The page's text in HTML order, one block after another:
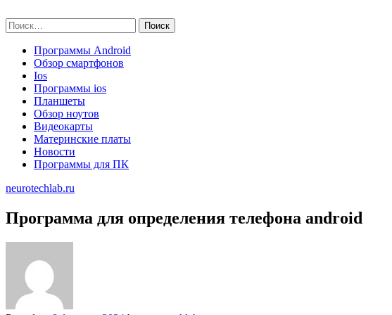
to
content
Найти:
Программы Android
Обзор смартфонов
Ios
Программы ios
Планшеты
Обзор ноутов
Видеокарты
Материнские платы
Новости
Программы для ПК
neurotechlab.ru
Программа для определения телефона android